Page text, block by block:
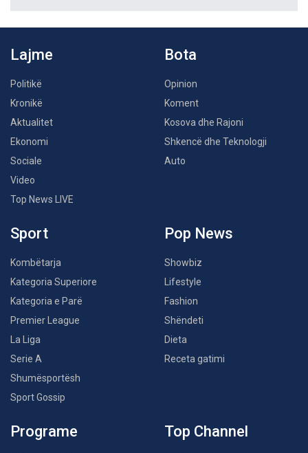
Lajme
Politikë
Kronikë
Aktualitet
Ekonomi
Sociale
Video
Top News LIVE
Bota
Opinion
Koment
Kosova dhe Rajoni
Shkencë dhe Teknologji
Auto
Sport
Kombëtarja
Kategoria Superiore
Kategoria e Parë
Premier League
La Liga
Serie A
Shumësportësh
Sport Gossip
Pop News
Showbiz
Lifestyle
Fashion
Shëndeti
Dieta
Receta gatimi
Programe Top Channel